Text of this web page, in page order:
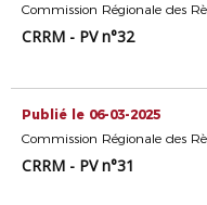
CRRM - PV n°32
Publié le 06-03-2025
CRRM - PV n°31